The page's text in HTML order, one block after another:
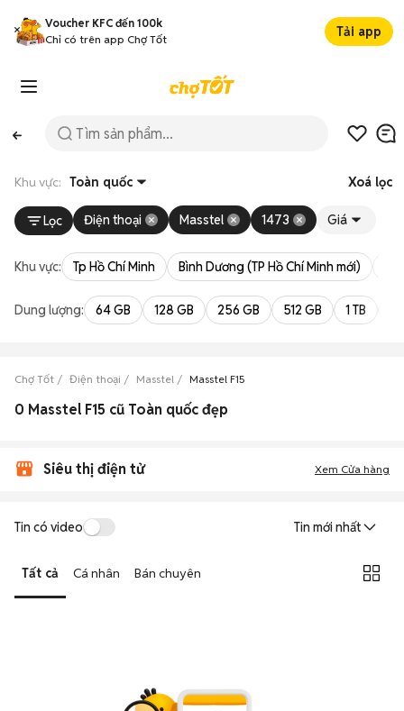
Voucher KFC đến 100k
Chỉ có trên app Chợ Tốt
Tải app
Khu vực: Toàn quốc Xoá lọc
Lọc Điện thoại Masstel 1473 Giá
Khu vực: Tp Hồ Chí Minh Bình Dương (TP Hồ Chí Minh mới)
Dung lượng: 64 GB 128 GB 256 GB 512 GB 1 TB
Chợ Tốt Điện thoại Masstel Masstel F15
0 Masstel F15 cũ Toàn quốc đẹp
Siêu thị điện tử Xem Cửa hàng
Tin có video Tin mới nhất
Tất cả Cá nhân Bán chuyên